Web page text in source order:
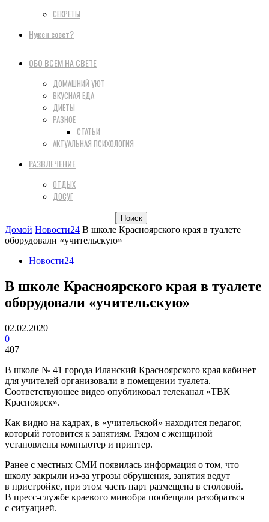
СЕКРЕТЫ
Нужен совет?
ОБО ВСЕМ НА СВЕТЕ
ДОМАШНИЙ УЮТ
ВКУСНАЯ ЕДА
ДИЕТЫ
РАЗНОЕ
СТАТЬИ
АКТУАЛЬНАЯ ПСИХОЛОГИЯ
РАЗВЛЕЧЕНИЕ
ОТДЫХ
ДОСУГ
Домой Новости24 В школе Красноярского края в туалете
оборудовали «учительскую»
Новости24
В школе Красноярского края в туалете
оборудовали «учительскую»
02.02.2020
0
407
В школе № 41 города Иланский Красноярского края кабинет
для учителей организовали в помещении туалета.
Соответствующее видео опубликовал телеканал «ТВК
Красноярск».
Как видно на кадрах, в «учительской» находится педагог,
который готовится к занятиям. Рядом с женщиной
установлены компьютер и принтер.
Ранее с местных СМИ появилась информация о том, что
школу закрыли из-за угрозы обрушения, занятия ведут
в пристройке, при этом часть парт размещена в столовой.
В пресс-службе краевого минобра пообещали разобраться
с ситуацией.